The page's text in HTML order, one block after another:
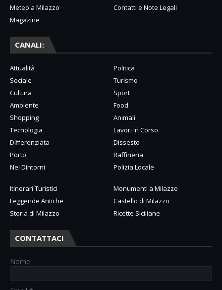
Meteo a Milazzo
Contatti e Note Legali
Magazine
CANALI:
Attualità
Politica
Sociale
Turismo
Cultura
Sport
Ambiente
Food
Shopping
Animali
Tecnologia
Lavori in Corso
Differenziata
Dissesto
Porto
Raffineria
Nei Dintorni
Polizia Locale
Itinerari Turistici
Monumenti a Milazzo
Leggende Antiche
Castello di Milazzo
Storia di Milazzo
Ricette Siciliane
CONTATTACI
Nome